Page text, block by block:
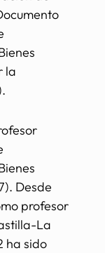
la
Desde
profesor
La
ha sido